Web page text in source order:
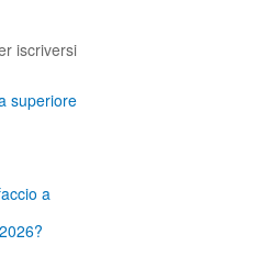
iscriversi
superiore
a